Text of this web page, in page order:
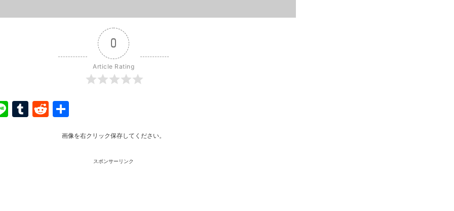
0
Article Rating
LineTumblr
Reddit
画像を右クリック保存してください。
スポンサーリンク